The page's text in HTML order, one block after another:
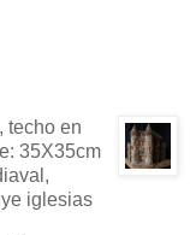
techo en
35X35cm
iglesias